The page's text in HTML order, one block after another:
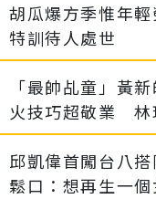
胡瓜爆方季惟年
特訓待人處世
「最帥乩童」黃
火技巧超敬業 林
邱凱偉首闖台八
鬆口：想再生一個